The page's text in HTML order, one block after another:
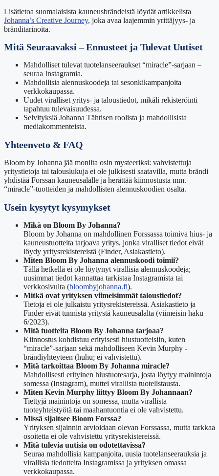
Lisätietoa suomalaisista kauneusbrändeistä löydät artikkelista
Johanna’s Creative Journey, joka avaa laajemmin yrittäjyys- ja
bränditarinoita.
Mitä Seuraavaksi – Ennusteet ja Tulevat Uutiset
Mahdolliset tulevat tuotelanseeraukset “miracle”-sarjaan –
seuraa Instagramia.
Mahdollisia alennuskoodeja tai sesonkikampanjoita
verkkokaupassa.
Uudet viralliset yritys- ja taloustiedot, mikäli rekisteröinti
tapahtuu tulevaisuudessa.
Selvityksiä Johanna Tähtisen roolista ja mahdollisista
mediakommenteista.
Yhteenveto & FAQ
Bloom by Johanna jää monilta osin mysteeriksi: vahvistettuja
yritystietoja tai talouslukuja ei ole julkisesti saatavilla, mutta brändi
yhdistää Forssan kauneusalalle ja herättää kiinnostusta mm.
“miracle”-tuotteiden ja mahdollisten alennuskoodien osalta.
Usein kysytyt kysymykset
Mikä on Bloom By Johanna?
Bloom by Johanna on mahdollinen Forssassa toimiva hius- ja
kauneustuotteita tarjoava yritys, jonka viralliset tiedot eivät
löydy yritysrekistereistä (Finder, Asiakastieto).
Miten Bloom By Johanna alennuskoodi toimii?
Tällä hetkellä ei ole löytynyt virallisia alennuskoodeja;
uusimmat tiedot kannattaa tarkistaa Instagramista tai
verkkosivulta (bloombyjohanna.fi).
Mitkä ovat yrityksen viimeisimmät taloustiedot?
Tietoja ei ole julkaistu yritysrekistereissä. Asiakastieto ja
Finder eivät tunnista yritystä kauneusalalta (viimeisin haku
6/2023).
Mitä tuotteita Bloom By Johanna tarjoaa?
Kiinnostus kohdistuu erityisesti hiustuotteisiin, kuten
“miracle”-sarjaan sekä mahdolliseen Kevin Murphy -
brändiyhteyteen (huhu; ei vahvistettu).
Mitä tarkoittaa Bloom By Johanna miracle?
Mahdollisesti erityinen hiustuotesarja, josta löytyy mainintoja
somessa (Instagram), muttei virallista tuotelistausta.
Miten Kevin Murphy liittyy Bloom By Johannaan?
Tiettyjä mainintoja on somessa, mutta virallista
tuoteyhteistyötä tai maahantuontia ei ole vahvistettu.
Missä sijaitsee Bloom Forssa?
Yrityksen sijainnin arvioidaan olevan Forssassa, mutta tarkkaa
osoitetta ei ole vahvistettu yritysrekistereissä.
Mitä tulevia uutisia on odotettavissa?
Seuraa mahdollisia kampanjoita, uusia tuotelanseerauksia ja
virallisia tiedotteita Instagramissa ja yrityksen omassa
verkkokaupassa.